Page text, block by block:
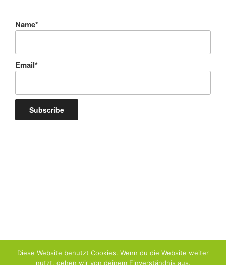
Name*
Email*
Diese Website benutzt Cookies. Wenn du die Website weiter
nutzt, gehen wir von deinem Einverständnis aus.